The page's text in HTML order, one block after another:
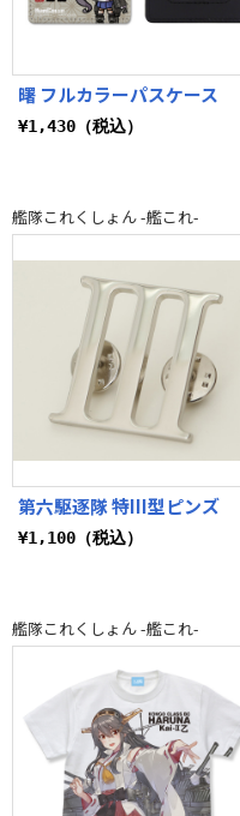
曙 フルカラーパスケース
¥1,430（税込）
艦隊これくしょん -艦これ-
第六駆逐隊 特III型ピンズ
¥1,100（税込）
艦隊これくしょん -艦これ-